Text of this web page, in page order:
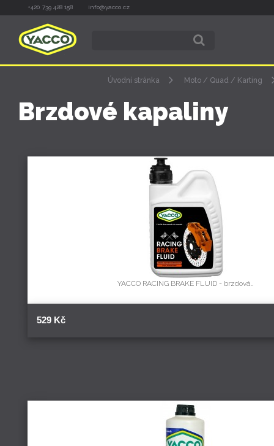
+420 739 428 158 info@yacco.cz
Brzdové kapaliny
Úvodní stránka Moto / Quad / Karting
YACCO RACING BRAKE FLUID - brzdová..
529 Kč